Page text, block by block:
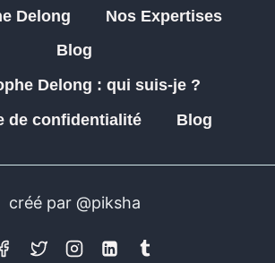
Delong
Nos Expertises
Blog
Delong : qui suis-je ?
de confidentialité
Blog
créé par @piksha